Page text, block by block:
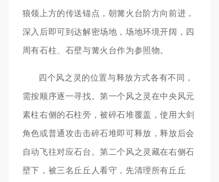
狼领上方的传送锚点，朝篝火台阶方向前进，
深入后即可到达解密场地，场地环境开阔，四
周有石柱、石壁与篝火台作为参照物。
四个风之灵的位置与释放方式各有不同，
需按顺序逐一寻找。第一个风之灵在中央风元
素柱右侧的石柱旁，被碎石堆覆盖，使用大剑
角色或普通攻击击碎石堆即可释放，释放后会
自动飞往对应石台。第二个风之灵藏在右侧石
壁下，被三名丘丘人看守，先清理所有丘丘